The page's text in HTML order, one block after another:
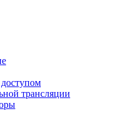
трансляции